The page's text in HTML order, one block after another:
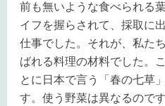
前も無いような食べられる
イフを握らされて、採取に
仕事でした。それが、私た
ばれる料理の材料でした。
とに日本で言う「春の七草
す。使う野菜は異なるので